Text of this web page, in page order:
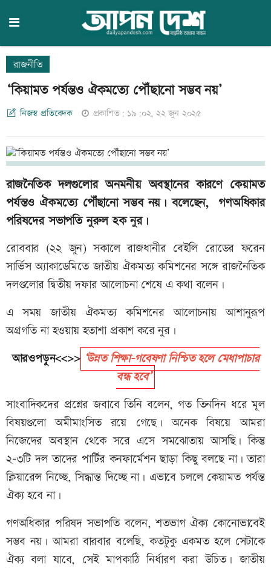
রাজনীতি
‘কিয়ামত পর্যন্তও ঐকমত্যে পৌঁছানো সম্ভব নয়’
নিজস্ব প্রতিবেদক প্রকাশিত: ১৯:০২, ২২ জুন ২০২৫
রাজনৈতিক দলগুলোর অনমনীয় অবস্থানের কারণে কেয়ামত
পর্যন্তও ঐকমত্যে পৌঁছানো সম্ভব নয়। বলেছেন, গণঅধিকার
পরিষদের সভাপতি নুরুল হক নুর।
রোববার (২২ জুন) সকালে রাজধানীর বেইলি রোডের ফরেন
সার্ভিস অ্যাকাডেমিতে জাতীয় ঐকমত্য কমিশনের সঙ্গে রাজনৈতিক
দলগুলোর দ্বিতীয় দফার আলোচনা শেষে এ কথা বলেন।
এ সময় জাতীয় ঐকমত্য কমিশনের আলোচনায় আশানুরূপ
অগ্রগতি না হওয়ায় হতাশা প্রকাশ করে নুর।
আরওপড়ুন<<>> ‘উন্নত শিক্ষা-গবেষণা নিশ্চিত হলে মেধাপাচার
বন্ধ হবে’
সাংবাদিকদের প্রশ্নের জবাবে তিনি বলেন, গত তিনদিন ধরে মূল
বিষয়গুলো অমীমাংসিত রয়ে গেছে। অনেক বিষয়ে আমরা
নিজেদের অবস্থান থেকে সরে এসে সমঝোতায় আসছি। কিন্তু
২-৩টি দল তাদের পার্টির কনফার্মেশন ছাড়া কিছু বলছে না। তারা
ক্লিয়ারেন্স নিচ্ছে, সিদ্ধান্ত দিচ্ছে না। এভাবে চললে কেয়ামত পর্যন্ত
ঐক্য হবে না।
গণঅধিকার পরিষদ সভাপতি বলেন, শতভাগ ঐক্য কোনোভাবেই
সম্ভব নয়। আমরা বারবার বলেছি, কতটুকু একমত হলে সেটাকে
ঐক্য বলা যাবে, সেই মাপকাঠি নির্ধারণ করা উচিত। জাতীয়